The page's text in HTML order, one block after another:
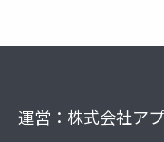
運営：株式会社ア